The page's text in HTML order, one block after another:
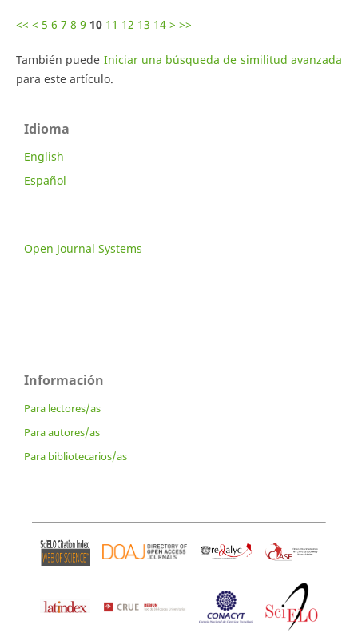
<< < 5 6 7 8 9 10 11 12 13 14 > >>
También puede Iniciar una búsqueda de similitud avanzada
para este artículo.
Idioma
English
Español
Open Journal Systems
Información
Para lectores/as
Para autores/as
Para bibliotecarios/as